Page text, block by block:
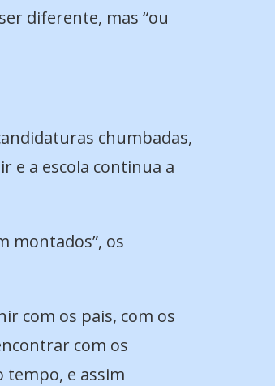
diferente, mas “ou
chumbadas,
e a escola continua a
montados”, os
com os pais, com os
com os
tempo, e assim